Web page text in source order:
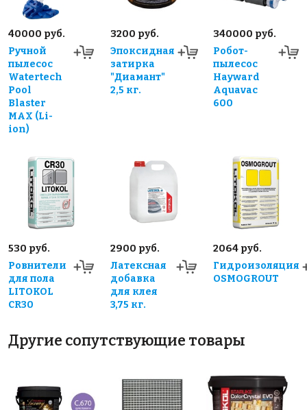
40000 руб.
Ручной
пылесос
Watertech
Pool
Blaster
MAX (Li-
ion)
3200 руб.
Эпоксидная
затирка
"Диамант"
2,5 кг.
340000 руб.
Робот-
пылесос
Hayward
Aquavac
600
530 руб.
Ровнители
для пола
LITOKOL
CR30
2900 руб.
Латексная
добавка
для клея
3,75 кг.
2064 руб.
Гидроизоляция
OSMOGROUT
Другие сопутствующие товары